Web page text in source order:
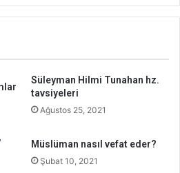
Süleyman Hilmi Tunahan hz.
tavsiyeleri
Ağustos 25, 2021
Müslüman nasıl vefat eder?
Şubat 10, 2021